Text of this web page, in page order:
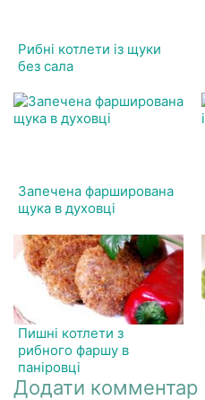
Рибні котлети із щуки
без сала
Запечена фарширована
щука в духовці
Пишні котлети з
рибного фаршу в
паніровці
Додати комментар